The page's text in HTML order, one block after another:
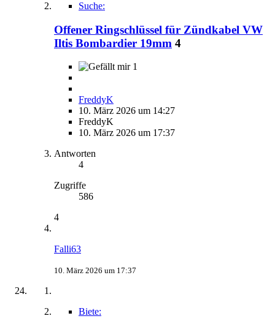
Suche:
Offener Ringschlüssel für Zündkabel VW
Iltis Bombardier 19mm 4
1
FreddyK
10. März 2026 um 14:27
FreddyK
10. März 2026 um 17:37
Antworten
4
Zugriffe
586
4
Falli63
10. März 2026 um 17:37
Biete: